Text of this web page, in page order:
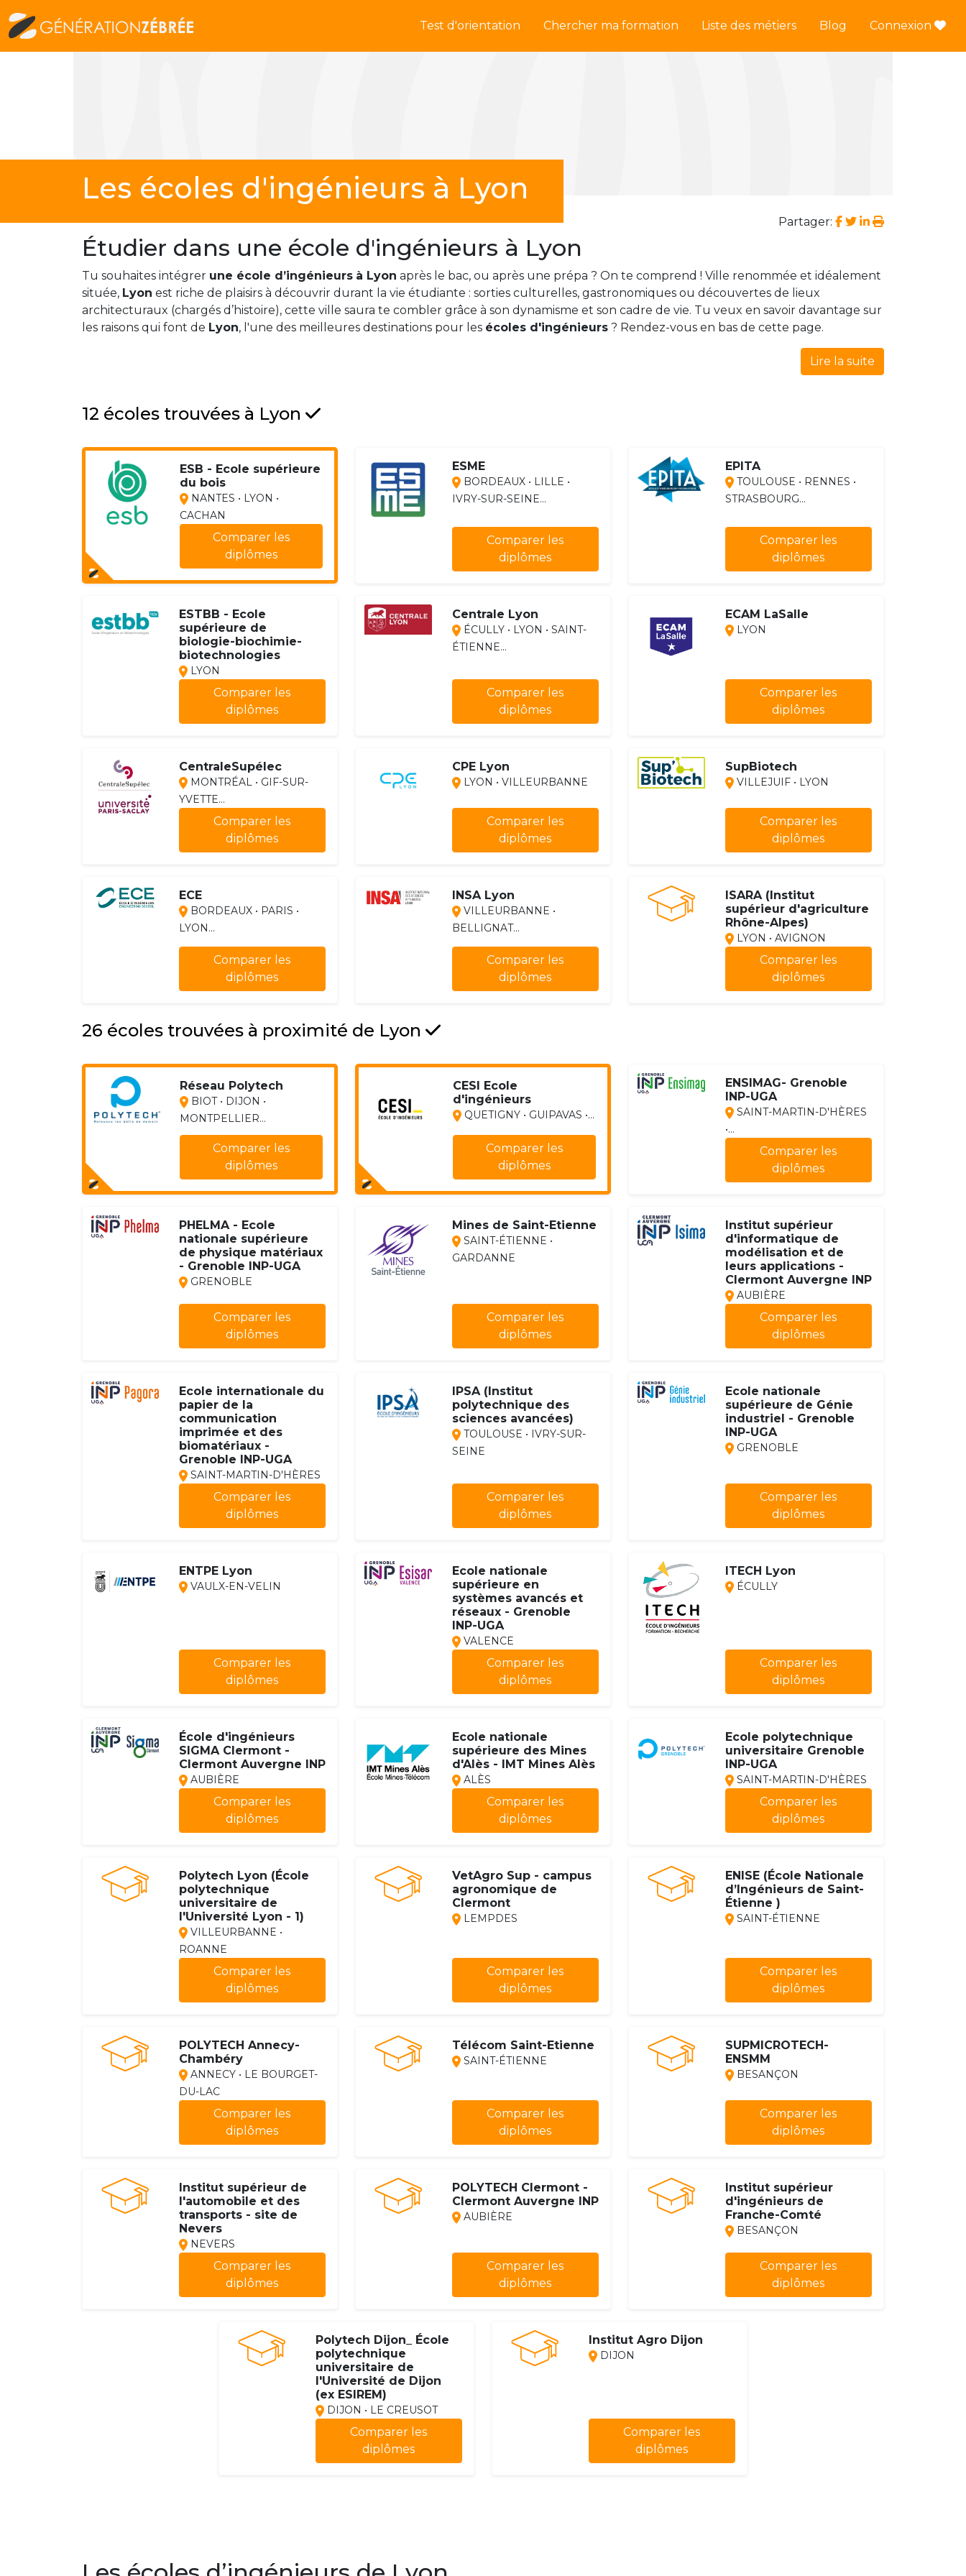
Test d'orientation Chercher ma formation Liste des métiers Blog Connexion
Les écoles d'ingénieurs à Lyon
Partager:
Étudier dans une école d'ingénieurs à Lyon
Tu souhaites intégrer une école d’ingénieurs à Lyon après le bac, ou après une prépa ? On te comprend ! Ville renommée et idéalement
située, Lyon est riche de plaisirs à découvrir durant la vie étudiante : sorties culturelles, gastronomiques ou découvertes de lieux
architecturaux (chargés d’histoire), cette ville saura te combler grâce à son dynamisme et son cadre de vie. Tu veux en savoir davantage sur
les raisons qui font de Lyon, l'une des meilleures destinations pour les écoles d'ingénieurs ? Rendez-vous en bas de cette page.
Lire la suite
12 écoles trouvées à Lyon
ESB - Ecole supérieure
du bois
NANTES • LYON •
CACHAN
Comparer les
diplômes
ESME
BORDEAUX • LILLE •
IVRY-SUR-SEINE...
Comparer les
diplômes
EPITA
TOULOUSE • RENNES •
STRASBOURG...
Comparer les
diplômes
ESTBB - Ecole
supérieure de
biologie-biochimie-
biotechnologies
LYON
Comparer les
diplômes
Centrale Lyon
ÉCULLY • LYON • SAINT-
ÉTIENNE...
Comparer les
diplômes
ECAM LaSalle
LYON
Comparer les
diplômes
CentraleSupélec
MONTRÉAL • GIF-SUR-
YVETTE...
Comparer les
diplômes
CPE Lyon
LYON • VILLEURBANNE
Comparer les
diplômes
SupBiotech
VILLEJUIF • LYON
Comparer les
diplômes
ECE
BORDEAUX • PARIS •
LYON...
Comparer les
diplômes
INSA Lyon
VILLEURBANNE •
BELLIGNAT...
Comparer les
diplômes
ISARA (Institut
supérieur d'agriculture
Rhône-Alpes)
LYON • AVIGNON
Comparer les
diplômes
26 écoles trouvées à proximité de Lyon
Réseau Polytech
BIOT • DIJON •
MONTPELLIER...
Comparer les
diplômes
CESI Ecole
d'ingénieurs
QUETIGNY • GUIPAVAS •...
Comparer les
diplômes
ENSIMAG- Grenoble
INP-UGA
SAINT-MARTIN-D'HÈRES
•...
Comparer les
diplômes
PHELMA - Ecole
nationale supérieure
de physique matériaux
- Grenoble INP-UGA
GRENOBLE
Comparer les
diplômes
Mines de Saint-Etienne
SAINT-ÉTIENNE •
GARDANNE
Comparer les
diplômes
Institut supérieur
d'informatique de
modélisation et de
leurs applications -
Clermont Auvergne INP
AUBIÈRE
Comparer les
diplômes
Ecole internationale du
papier de la
communication
imprimée et des
biomatériaux -
Grenoble INP-UGA
SAINT-MARTIN-D'HÈRES
Comparer les
diplômes
IPSA (Institut
polytechnique des
sciences avancées)
TOULOUSE • IVRY-SUR-
SEINE
Comparer les
diplômes
Ecole nationale
supérieure de Génie
industriel - Grenoble
INP-UGA
GRENOBLE
Comparer les
diplômes
ENTPE Lyon
VAULX-EN-VELIN
Comparer les
diplômes
Ecole nationale
supérieure en
systèmes avancés et
réseaux - Grenoble
INP-UGA
VALENCE
Comparer les
diplômes
ITECH Lyon
ÉCULLY
Comparer les
diplômes
École d'ingénieurs
SIGMA Clermont -
Clermont Auvergne INP
AUBIÈRE
Comparer les
diplômes
Ecole nationale
supérieure des Mines
d'Alès - IMT Mines Alès
ALÈS
Comparer les
diplômes
Ecole polytechnique
universitaire Grenoble
INP-UGA
SAINT-MARTIN-D'HÈRES
Comparer les
diplômes
Polytech Lyon (École
polytechnique
universitaire de
l'Université Lyon - 1)
VILLEURBANNE •
ROANNE
Comparer les
diplômes
VetAgro Sup - campus
agronomique de
Clermont
LEMPDES
Comparer les
diplômes
ENISE (École Nationale
d’Ingénieurs de Saint-
Étienne )
SAINT-ÉTIENNE
Comparer les
diplômes
POLYTECH Annecy-
Chambéry
ANNECY • LE BOURGET-
DU-LAC
Comparer les
diplômes
Télécom Saint-Etienne
SAINT-ÉTIENNE
Comparer les
diplômes
SUPMICROTECH-
ENSMM
BESANÇON
Comparer les
diplômes
Institut supérieur de
l'automobile et des
transports - site de
Nevers
NEVERS
Comparer les
diplômes
POLYTECH Clermont -
Clermont Auvergne INP
AUBIÈRE
Comparer les
diplômes
Institut supérieur
d'ingénieurs de
Franche-Comté
BESANÇON
Comparer les
diplômes
Polytech Dijon_ École
polytechnique
universitaire de
l'Université de Dijon
(ex ESIREM)
DIJON • LE CREUSOT
Comparer les
diplômes
Institut Agro Dijon
DIJON
Comparer les
diplômes